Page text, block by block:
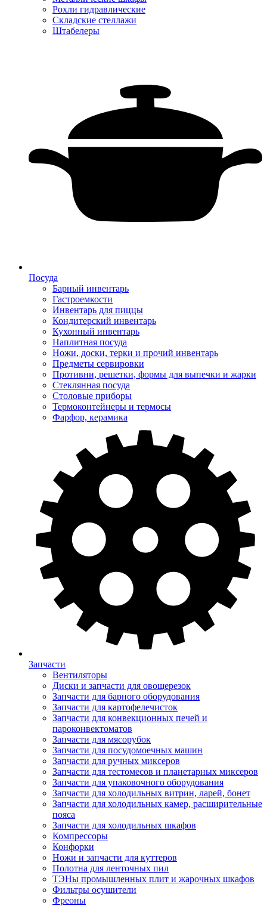
Рохли гидравлические
Складские стеллажи
Штабелеры
Посуда
Барный инвентарь
Гастроемкости
Инвентарь для пиццы
Кондитерский инвентарь
Кухонный инвентарь
Наплитная посуда
Ножи, доски, терки и прочий инвентарь
Предметы сервировки
Противни, решетки, формы для выпечки и жарки
Стеклянная посуда
Столовые приборы
Термоконтейнеры и термосы
Фарфор, керамика
Запчасти
Вентиляторы
Диски и запчасти для овощерезок
Запчасти для барного оборудования
Запчасти для картофелечисток
Запчасти для конвекционных печей и
пароконвектоматов
Запчасти для мясорубок
Запчасти для посудомоечных машин
Запчасти для ручных миксеров
Запчасти для тестомесов и планетарных миксеров
Запчасти для упаковочного оборудования
Запчасти для холодильных витрин, ларей, бонет
Запчасти для холодильных камер, расширительные
пояса
Запчасти для холодильных шкафов
Компрессоры
Конфорки
Ножи и запчасти для куттеров
Полотна для ленточных пил
ТЭНы промышленных плит и жарочных шкафов
Фильтры осушители
Фреоны